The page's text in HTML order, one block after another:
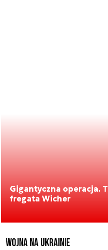
Gigantyczna operacja.
fregata Wicher
Wojna na Ukrainie